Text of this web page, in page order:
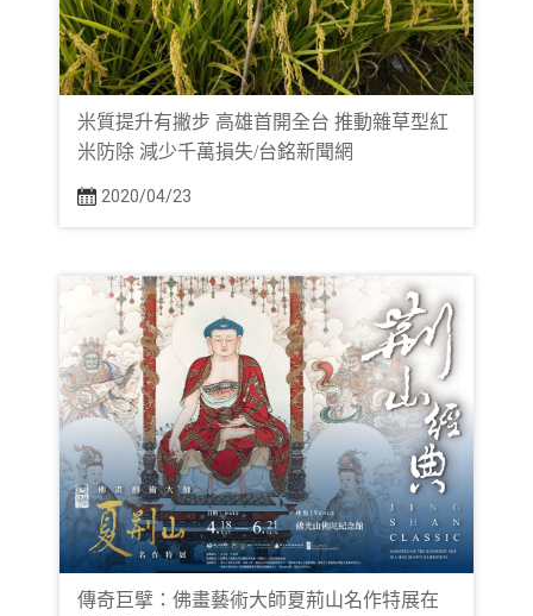
米質提升有撇步 高雄首開全台 推動雜草型紅
米防除 減少千萬損失/台銘新聞網
2020/04/23
傳奇巨擘：佛畫藝術大師夏荊山名作特展在